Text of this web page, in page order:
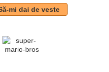
mi dai de veste